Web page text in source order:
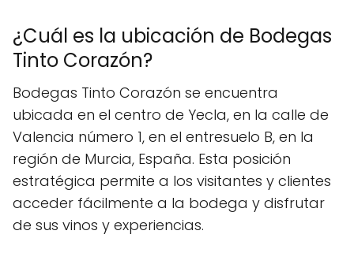
¿Cuál es la ubicación de Bodegas
Tinto Corazón?
Bodegas Tinto Corazón se encuentra
ubicada en el centro de Yecla, en la calle de
Valencia número 1, en el entresuelo B, en la
región de Murcia, España. Esta posición
estratégica permite a los visitantes y clientes
acceder fácilmente a la bodega y disfrutar
de sus vinos y experiencias.